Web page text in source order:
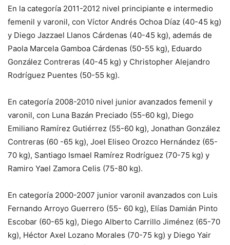
En la categoría 2011-2012 nivel principiante e intermedio
femenil y varonil, con Víctor Andrés Ochoa Díaz (40-45 kg)
y Diego Jazzael Llanos Cárdenas (40-45 kg), además de
Paola Marcela Gamboa Cárdenas (50-55 kg), Eduardo
González Contreras (40-45 kg) y Christopher Alejandro
Rodríguez Puentes (50-55 kg).
En categoría 2008-2010 nivel junior avanzados femenil y
varonil, con Luna Bazán Preciado (55-60 kg), Diego
Emiliano Ramírez Gutiérrez (55-60 kg), Jonathan González
Contreras (60 -65 kg), Joel Eliseo Orozco Hernández (65-
70 kg), Santiago Ismael Ramírez Rodríguez (70-75 kg) y
Ramiro Yael Zamora Celis (75-80 kg).
En categoría 2000-2007 junior varonil avanzados con Luis
Fernando Arroyo Guerrero (55- 60 kg), Elías Damián Pinto
Escobar (60-65 kg), Diego Alberto Carrillo Jiménez (65-70
kg), Héctor Axel Lozano Morales (70-75 kg) y Diego Yair